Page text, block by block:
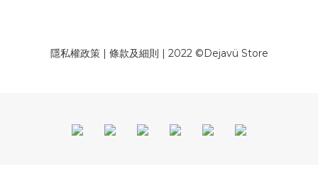
隱私權政策| 條款及細則 | 2022 ©Dejavü Store